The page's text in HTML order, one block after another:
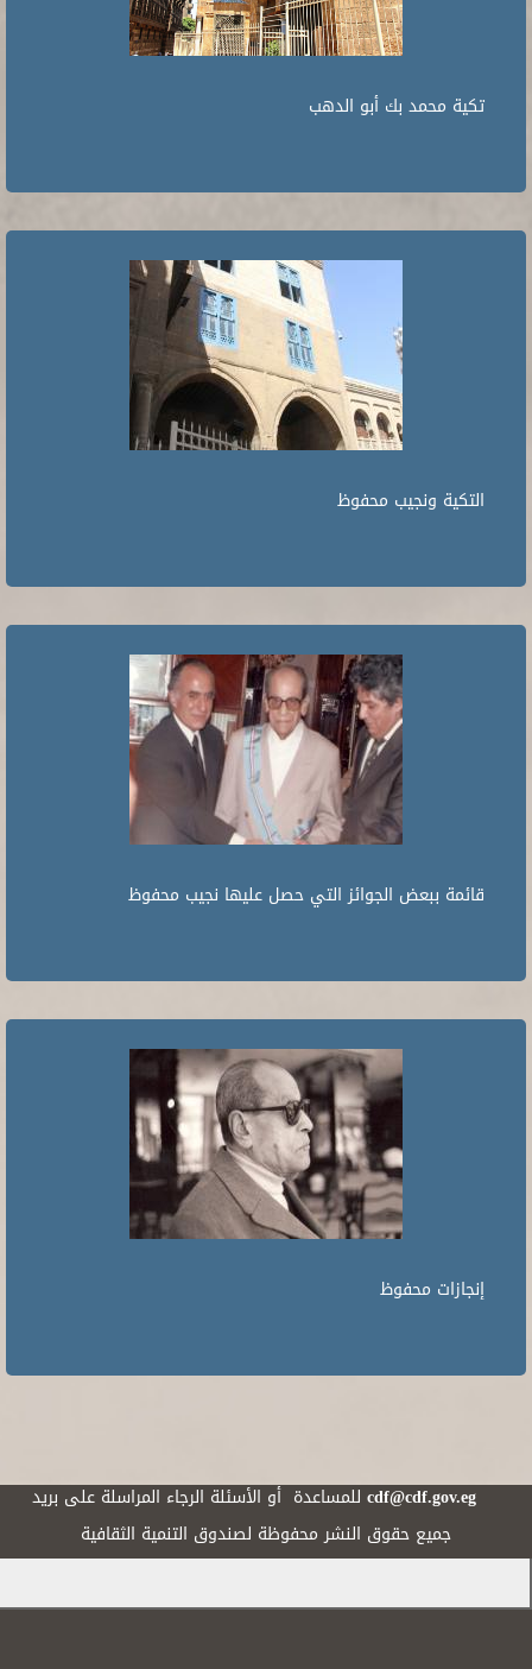
تكية محمد بك أبو الدهب
التكية ونجيب محفوظ
قائمة ببعض الجوائز التي حصل عليها نجيب محفوظ
إنجازات محفوظ
cdf@cdf.gov.eg
جميع حقوق النشر محفوظة لصندوق التنمية الثقافية